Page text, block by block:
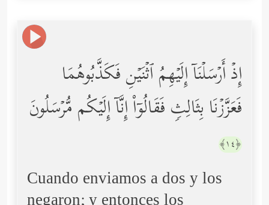
إِذۡ أَرۡسَلۡنَاۤ إِلَیۡهِمُ ٱثۡنَیۡنِ فَكَذَّبُوهُمَا
فَعَزَّزۡنَا بِثَالِثࣲ فَقَالُوۤاْ إِنَّاۤ إِلَیۡكُم مُّرۡسَلُونَ
﴿١٤﴾
Cuando enviamos a dos y los